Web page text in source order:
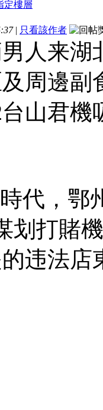
| 只看該作者
人来湖
周邊副
山君
代，鄂
划打賭
违法店